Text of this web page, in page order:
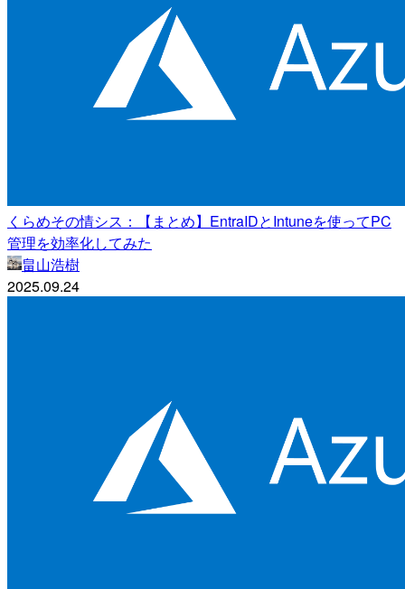
くらめその情シス：【まとめ】EntraIDとIntuneを使ってPC
管理を効率化してみた
畠山浩樹
2025.09.24